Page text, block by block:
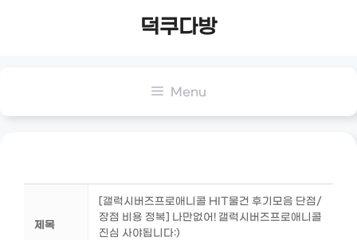
덕쿠다방
Menu
제목
[갤럭시버즈프로애니콜 HIT물건 후기모음 단점/
장점 비용 정복] 나만없어! 갤럭시버즈프로애니콜
진심 사야됩니다:)